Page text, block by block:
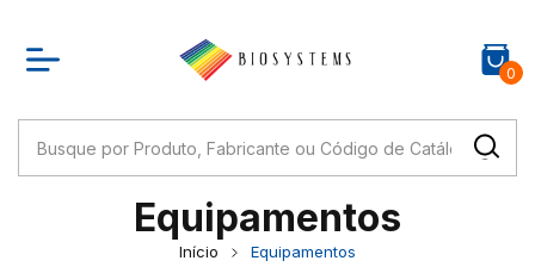
0
Equipamentos
Início Equipamentos